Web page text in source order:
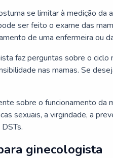
se limitar à medição da
ser feito o exame das
de uma enfermeira ou
faz perguntas sobre o ciclo
nas mamas. Se
sobre o funcionamento da
sexuais, a virgindade, a
ginecologista